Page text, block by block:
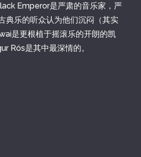
Emperor是严肃的音乐家，严
典乐的听众认为他们沉闷（其实
是更根植于摇滚乐的开朗的凯
Rós是其中最深情的。